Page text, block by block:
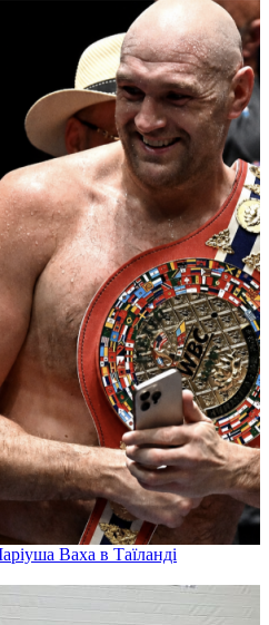
Ваха в Таїланді